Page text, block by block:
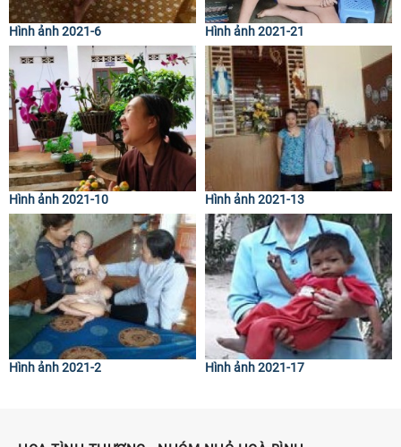
Hình ảnh 2021-6 Hình ảnh 2021-21
Hình ảnh 2021-10 Hình ảnh 2021-13
Hình ảnh 2021-2 Hình ảnh 2021-17